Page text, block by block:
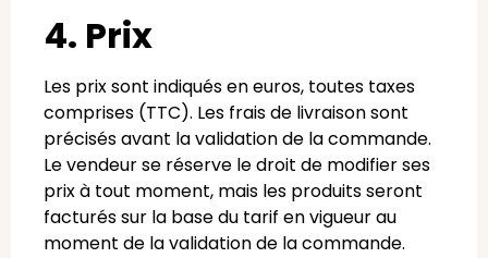
4. Prix
Les prix sont indiqués en euros, toutes taxes
comprises (TTC). Les frais de livraison sont
précisés avant la validation de la commande.
Le vendeur se réserve le droit de modifier ses
prix à tout moment, mais les produits seront
facturés sur la base du tarif en vigueur au
moment de la validation de la commande.